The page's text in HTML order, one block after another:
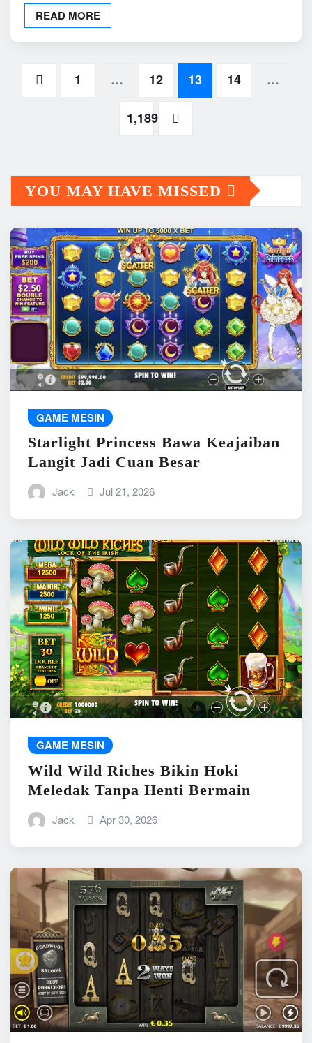
READ MORE
Posts
pagination
1 … 12 13 14 …
1,189
YOU MAY HAVE MISSED
GAME MESIN
Starlight Princess Bawa Keajaiban
Langit Jadi Cuan Besar
Jack Jul 21, 2026
GAME MESIN
Wild Wild Riches Bikin Hoki
Meledak Tanpa Henti Bermain
Jack Apr 30, 2026